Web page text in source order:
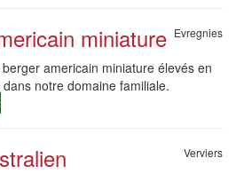
miniature Evregnies
americain miniature élevés en
notre domaine familiale.
Verviers